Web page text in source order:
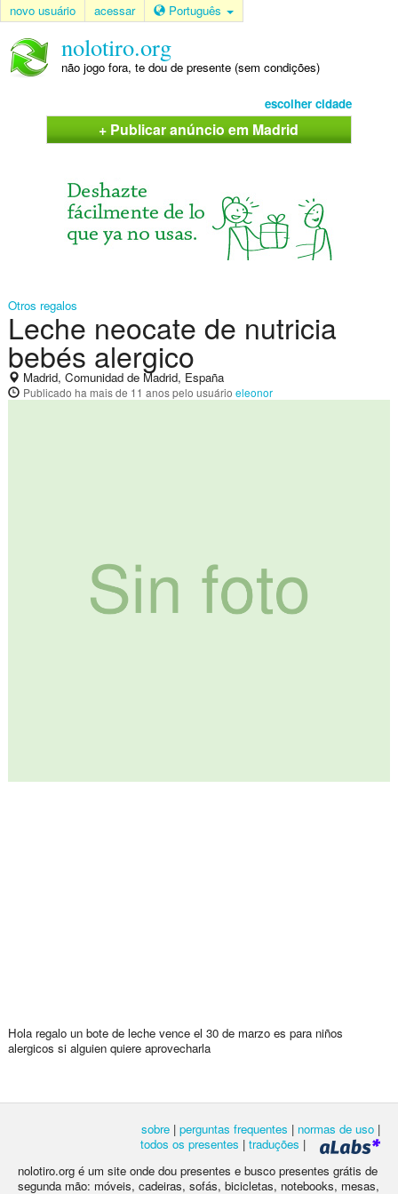
novo usuário acessar Português
nolotiro.org
não jogo fora, te dou de presente (sem condições)
escolher cidade
+ Publicar anúncio em Madrid
Otros regalos
Leche neocate de nutricia
bebés alergico
Madrid, Comunidad de Madrid, España
Publicado ha mais de 11 anospelo usuário eleonor
Hola regalo un bote de leche vence el 30 de marzo es para niños
alergicos si alguien quiere aprovecharla
sobre | perguntas frequentes | normas de uso |
todos os presentes | traduções |
nolotiro.org é um site onde dou presentes e busco presentes grátis de
segunda mão: móveis, cadeiras, sofás, bicicletas, notebooks, mesas,